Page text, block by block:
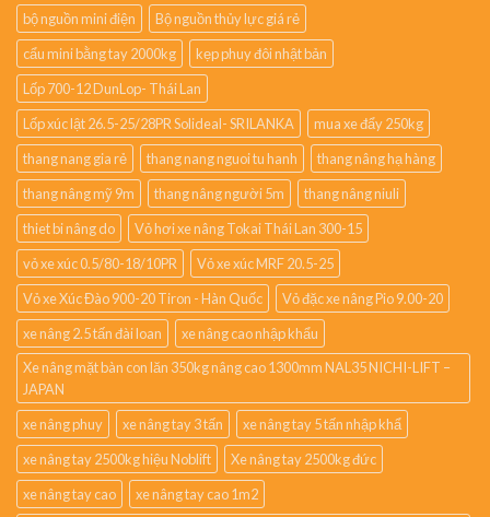
bộ nguồn mini điện
Bộ nguồn thủy lực giá rẻ
cẩu mini bằng tay 2000kg
kẹp phuy đôi nhật bản
Lốp 700-12 DunLop- Thái Lan
Lốp xúc lật 26.5-25/28PR Solideal- SRILANKA
mua xe đẩy 250kg
thang nang gia rẻ
thang nang nguoi tu hanh
thang nâng hạ hàng
thang nâng mỹ 9m
thang nâng người 5m
thang nâng niuli
thiet bi nâng do
Vỏ hơi xe nâng Tokai Thái Lan 300-15
vỏ xe xúc 0.5/80-18/10PR
Vỏ xe xúc MRF 20.5-25
Vỏ xe Xúc Đào 900-20 Tiron - Hàn Quốc
Vỏ đặc xe nâng Pio 9.00-20
xe nâng 2.5 tấn đài loan
xe nâng cao nhập khẩu
Xe nâng mặt bàn con lăn 350kg nâng cao 1300mm NAL35 NICHI-LIFT –
JAPAN
xe nâng phuy
xe nâng tay 3 tấn
xe nâng tay 5 tấn nhập khẩ
xe nâng tay 2500kg hiệu Noblift
Xe nâng tay 2500kg đức
xe nâng tay cao
xe nâng tay cao 1m2